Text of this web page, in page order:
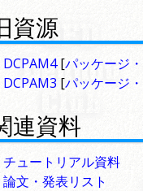
資源
DCPAM4[パッケージ
DCPAM3 [パッケージ
連資料
チュートリアル資料
論文・発表リスト